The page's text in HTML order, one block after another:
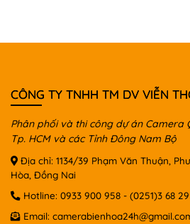
CÔNG TY TNHH TM DV VIỄN
Phân phối và thi công dự án Camera
Tp. HCM và các Tỉnh Đông Nam Bộ
Địa chỉ: 1134/39 Phạm Văn Thuận,
Hòa, Đồng Nai
Hotline: 0933 900 958 - (0251)3 68
Email: